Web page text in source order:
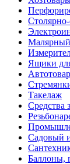
Малярный
Ящики
Такелаж
Средства
Садовый
Баллоны,